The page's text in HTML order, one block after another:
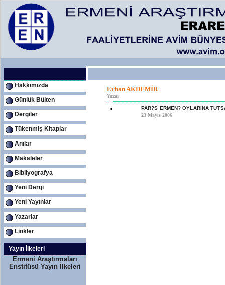
Hakkımızda
Günlük Bülten
Dergiler
Tükenmiş Kitaplar
Anılar
Makaleler
Bibliyografya
Yeni Dergi
Yeni Yayınlar
Yazarlar
Linkler
Yayın İlkeleri
Ermeni Araştırmaları
Enstitüsü Yayın İlkeleri
Erhan AKDEMİR
Yazar
»
PAR?S ERMEN? OYLARINA
23 Mayıs 2006